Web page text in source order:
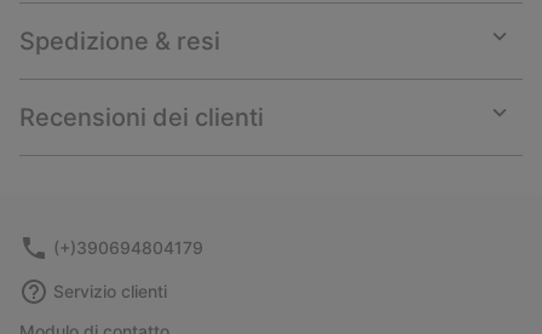
Spedizione & resi
or
Recensioni dei clienti
or
(+)390694804179
Servizio clienti